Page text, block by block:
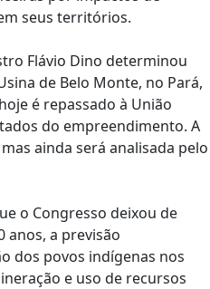
seus territórios.
Flávio Dino determinou
de Belo Monte, no Pará,
é repassado à União
do empreendimento. A
ainda será analisada pelo
o Congresso deixou de
anos, a previsão
dos povos indígenas nos
e uso de recursos